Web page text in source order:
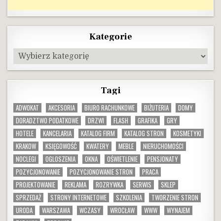
Kategorie
Kategorie
Tagi
ADWOKAT AKCESORIA BIURO RACHUNKOWE BIŻUTERIA
DOMY
DORADZTWO PODATKOWE
DRZWI FLASH GRAFIKA
GRY
HOTELE
KANCELARIA KATALOG FIRM KATALOG STRON
KOSMETYKI
KRAKOW
KSIĘGOWOŚĆ KWATERY MEBLE
NIERUCHOMOŚCI
NOCLEGI
OGLOSZENIA OKNA OŚWIETLENIE
PENSJONATY
POZYCJONOWANIE
POZYCJONOWANIE STRON
PRACA
PROJEKTOWANIE
REKLAMA ROZRYWKA SERWIS
SKLEP
SPRZEDAŻ
STRONY INTERNETOWE SZKOLENIA
TWORZENIE STRON
URODA
WARSZAWA WCZASY WROCŁAW WWW
WYNAJEM